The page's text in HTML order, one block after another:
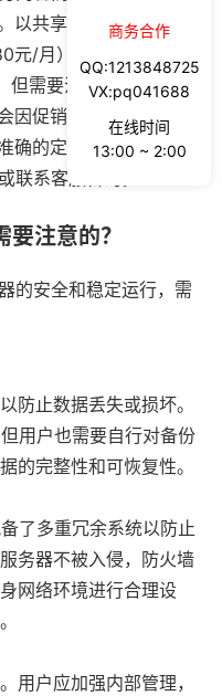
以共享型虚拟主机为
/月），那么一年的费
但需要注意的是，这只
因促销活动、续费政策
确的定价信息，建议用
联系客服咨询。
注意的？
的安全和稳定运行，需
防止数据丢失或损坏。
用户也需要自行对备份
的完整性和可恢复性。
了多重冗余系统以防止
务器不被入侵，防火墙
网络环境进行合理设
用户应加强内部管理，
商务合作
QQ:1213848725
VX:pq041688
在线时间
13:00 ~ 2:00